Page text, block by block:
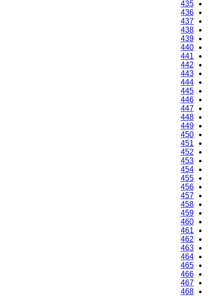
435
436
437
438
439
440
441
442
443
444
445
446
447
448
449
450
451
452
453
454
455
456
457
458
459
460
461
462
463
464
465
466
467
468